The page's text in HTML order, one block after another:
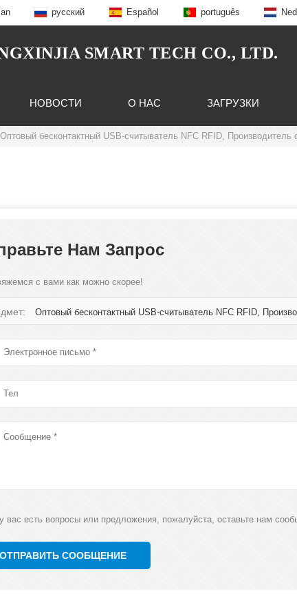
русский Español português
SMART TECH CO., LTD.
НОВОСТИ О НАС ЗАГРУЗКИ
Оптовый бесконтактный USB-считыватель NFC RFID, Производитель
Нам Запрос
с вами как можно скорее!
Оптовый бесконтактный USB-считыватель NFC RFID,
вас есть вопросы или предложения, пожалуйста, оставьте нам
ОТПРАВИТЬ СООБЩЕНИЕ